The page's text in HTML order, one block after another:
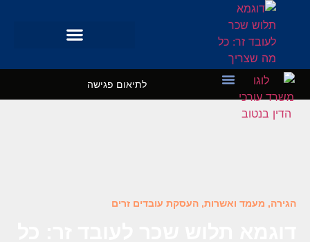
לתיאום פגישה
הגירה, מעמד ואשרות, העסקת עובדים זרים